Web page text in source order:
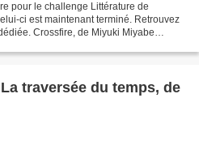
pour le challenge Littérature de
ci est maintenant terminé. Retrouvez
Crossfire, de Miyuki Miyabe
traversée du temps, de